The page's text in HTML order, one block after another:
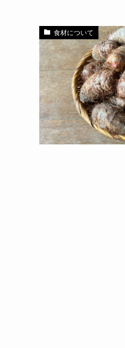
食材について